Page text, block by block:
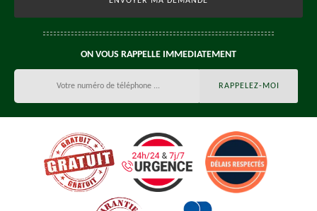
ON VOUS RAPPELLE IMMEDIATEMENT